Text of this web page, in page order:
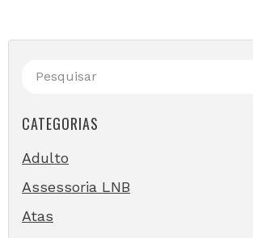
CATEGORIAS
Adulto
Assessoria LNB
Atas